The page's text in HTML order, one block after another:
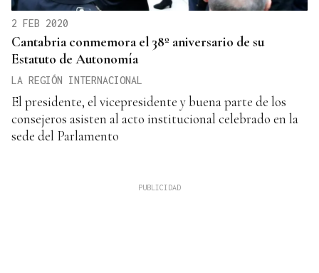
2 FEB 2020
Cantabria conmemora el 38º aniversario de su
Estatuto de Autonomía
LA REGIÓN INTERNACIONAL
El presidente, el vicepresidente y buena parte de los
consejeros asisten al acto institucional celebrado en la
sede del Parlamento